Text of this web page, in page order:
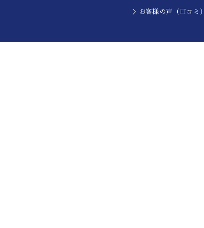
＞お客様の声（口コミ）